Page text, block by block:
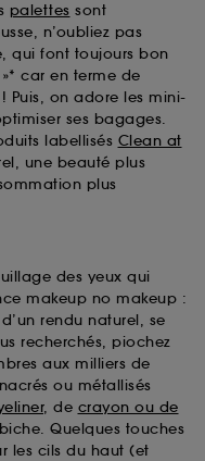
palettes sont
n’oubliez pas
qui font toujours bon
car en terme de
Puis, on adore les mini-
ses bagages.
labellisés Clean at
une beauté plus
plus
des yeux qui
makeup no makeup :
rendu naturel, se
recherchés, piochez
aux milliers de
ou métallisés
, de crayon ou de
Quelques touches
les cils du haut (et